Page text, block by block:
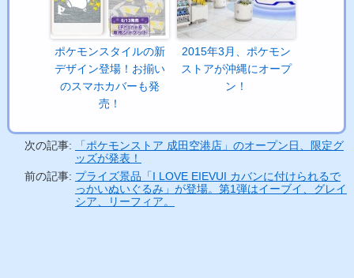
ポケモンスタイルの新
デザイン登場！お揃い
のスマホカバーも発
売！
2015年3月、ポケモン
ストアが沖縄にオープ
ン！
次の記事:
「ポケモンストア 成田空港店」のオープン日、限定グ
ッズが発表！
前の記事: プライズ景品「I LOVE EIEVUI カバンに付けられるで
っかいぬいぐるみ」が登場。第1弾はイーブイ、グレイ
シア、リーフィア。